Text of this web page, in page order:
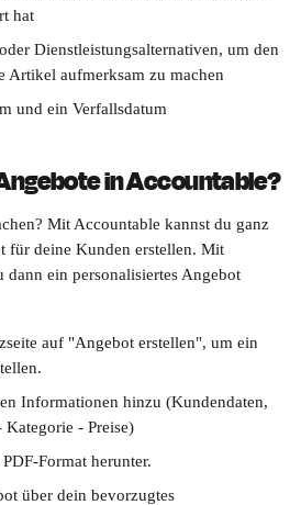
hat
Dienstleistungsalternativen, um den
Artikel aufmerksam zu machen
und ein Verfallsdatum
in Accountable?
Mit Accountable kannst du ganz
für deine Kunden erstellen. Mit
ein personalisiertes Angebot
auf "Angebot erstellen", um ein
Informationen hinzu (Kundendaten,
- Preise)
Format herunter.
über dein bevorzugtes